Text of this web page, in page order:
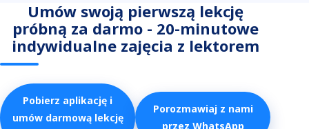
Umów swoją pierwszą lekcję
próbną za darmo - 20-minutowe
indywidualne zajęcia z lektorem
Pobierz aplikację i
umów darmową lekcję
Porozmawiaj z nami
przez WhatsApp